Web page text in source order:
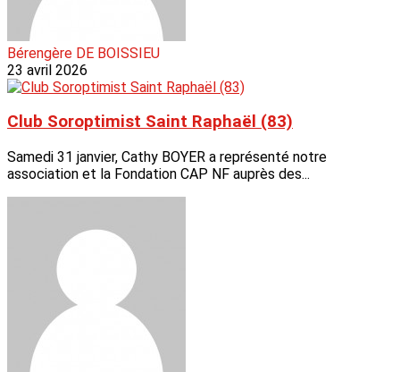
Bérengère DE BOISSIEU
23 avril 2026
Club Soroptimist Saint Raphaël (83)
Samedi 31 janvier, Cathy BOYER a représenté notre
association et la Fondation CAP NF auprès des...